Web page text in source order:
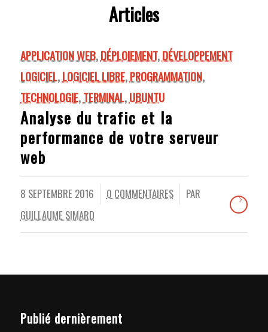
Articles
APPLICATION WEB,DÉPLOIEMENT,DÉVELOPPEMENT
LOGICIEL,LOGICIEL LIBRE,PROGRAMMATION,
TECHNOLOGIE,TERMINAL,UBUNTU
Analyse du trafic et la
performance de votre serveur
web
8 SEPTEMBRE 2016
/ 0 COMMENTAIRES
/
PAR
GUILLAUME SIMARD
Publié dernièrement